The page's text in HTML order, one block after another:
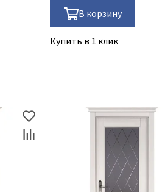
В корзину
Купить в 1 клик